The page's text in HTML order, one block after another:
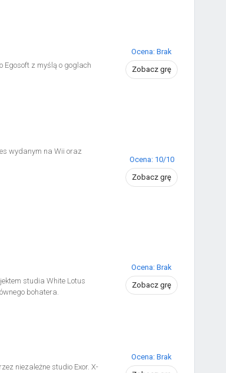
Legacy Pack cztery
od Shen.
z myślą o goglach
Ocena: Brak
Zobacz grę
wydanym na Wii oraz
Ocena: 10/10
Zobacz grę
studia White Lotus
bohatera.
Ocena: Brak
Zobacz grę
niezależne studio Exor. X-
Ocena: Brak